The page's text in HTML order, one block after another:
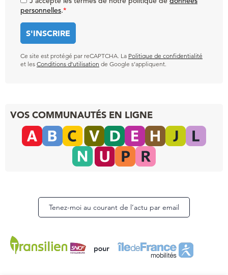
personnelles.*
Ce site est protégé par reCAPTCHA. La Politique de confidentialité
et les Conditions d’utilisation de Google s’appliquent.
VOS COMMUNAUTÉS EN LIGNE
Tenez-moi au courant de l’actu par email